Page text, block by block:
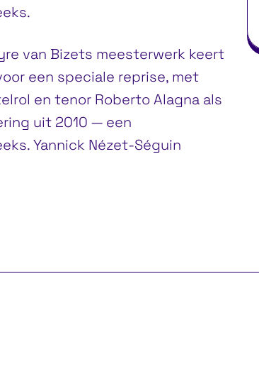
van Bizets meesterwerk keert
een speciale reprise, met
en tenor Roberto Alagna als
uit 2010 — een
Yannick Nézet-Séguin